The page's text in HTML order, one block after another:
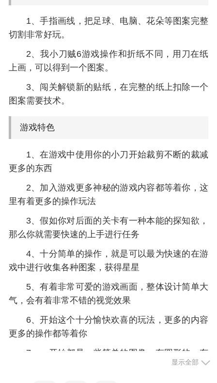
1、手指画线，把足球、电脑、花朵等图案完整
切割非常好玩。
2、我小刀贼6游戏操作和折纸不同，用刀在纸
上画，可以得到一个图案。
3、闯关解锁新的贴纸，在完整的纸上扣除一个
图案需要技术。
游戏特色
1、在游戏中使用你的小刀开始裁剪不断的裁减
更多的东西
2、加入游戏更多神秘的游戏内容都等着你，这
里有着更多的操作玩法
3、假如你对后面的关卡有一种本能的探知欲，
那么你就需要快速的上手进行任务
4、十分简单的操作，就是可以最为快速的在游
戏中进行收集各种图案，获得星星
5、有着非常可爱的游戏画面，整体设计简单大
气，会有着非常不错的视觉效果
6、开始这个十分愉快欢喜的玩法，更多的内容
更多的操作都等着你
7、一开始都是一些简单的图像，有圆形的，有
显示全部